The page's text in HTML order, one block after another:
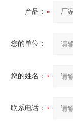
产品：
您的单位：
您的姓名：
联系电话：